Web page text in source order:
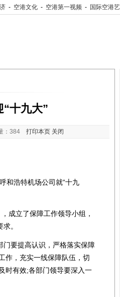
- 空港文化 - 空港第一视频 - 国际空港
十九大”
： 384 打印本页 关闭
和浩特机场公司就“十九
成立了保障工作领导小组，
。
要提高认识，严格落实保障
作，充实一线保障队伍，切
时有效;各部门领导要深入一